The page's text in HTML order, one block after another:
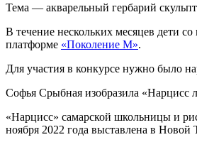
Тема — акварельный гербарий
В течение нескольких месяцев дети
платформе «Поколение М».
Для участия в конкурсе нужно было
Софья Срыбная изобразила
«Нарцисс» самарской школьницы и
ноября 2022 года выставлена в